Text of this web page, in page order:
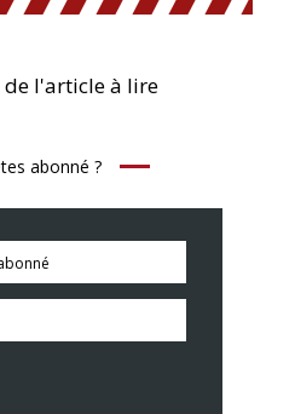
de l'article à lire
abonné ?